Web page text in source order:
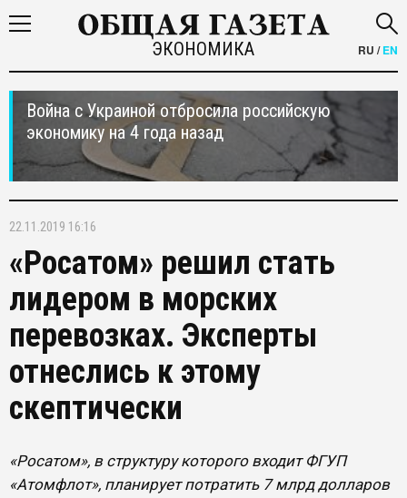
ЭКОНОМИКА RU /EN
Война с Украиной отбросила российскую
экономику на 4 года назад
22.11.2019 16:16
«Росатом» решил стать
лидером в морских
перевозках. Эксперты
отнеслись к этому
скептически
«Росатом», в структуру которого входит ФГУП
«Атомфлот», планирует потратить 7 млрд долларов